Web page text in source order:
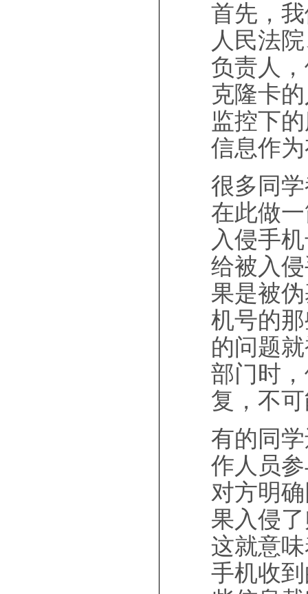
首先，
人民法
负责人
克隆卡
监控下
信息作
很多同
在此做
入侵手
给被入
果是被
机号的
的问题
部门时
复，不
有的同
作人员
对方明
果入侵
这就意
手机收